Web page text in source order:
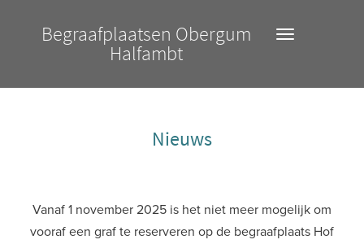
Toggle
Begraafplaatsen Obergum
Halfambt
Nieuws
Vanaf 1 november 2025 is het niet meer mogelijk om
vooraf een graf te reserveren op de begraafplaats Hof